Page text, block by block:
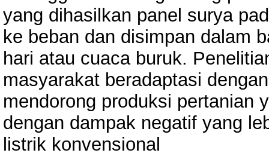
yang dihasilkan panel surya
ke beban dan disimpan dalam
hari atau cuaca buruk.
masyarakat beradaptasi
mendorong produksi pertanian
dengan dampak negatif yang
listrik konvensional